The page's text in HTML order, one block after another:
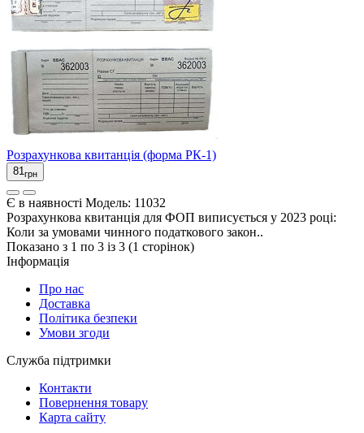
Розрахункова квитанція (форма РК-1)
81грн
Є в наявності Модель: 11032
Розрахункова квитанція для ФОП виписується у 2023 році:
Коли за умовами чинного податкового закон..
Показано з 1 по 3 із 3 (1 сторінок)
Інформація
Про нас
Доставка
Політика безпеки
Умови згоди
Служба підтримки
Контакти
Повернення товару
Карта сайту